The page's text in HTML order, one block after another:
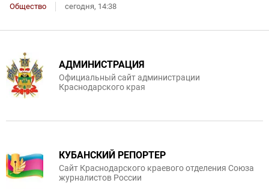
Общество сегодня, 14:38
АДМИНИСТРАЦИЯ
Официальный сайт администрации
Краснодарского края
КУБАНСКИЙ РЕПОРТЕР
Сайт Краснодарского краевого отделения Союза
журналистов России